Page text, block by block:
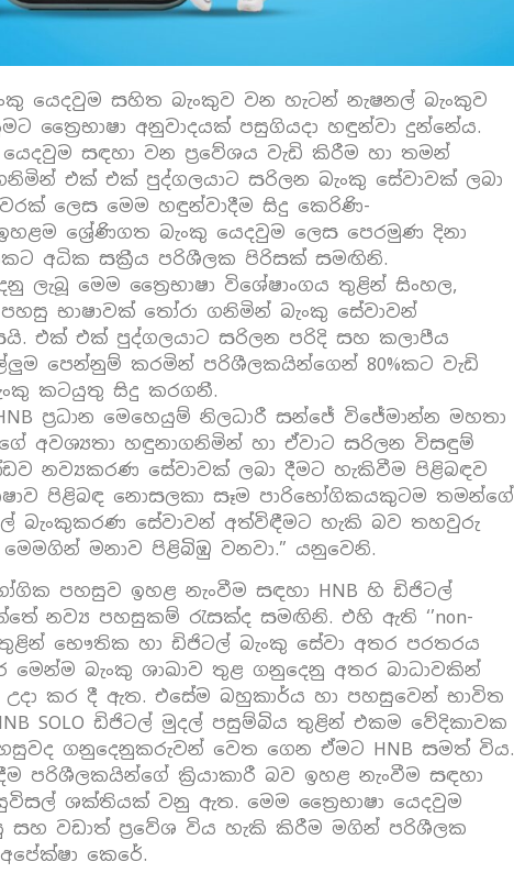
යෙදවුම සහිත බැංකුව වන හැටන් නැෂනල් බැංකුව
ත්‍රෛභාෂා අනුවාදයක් පසුගියදා හඳුන්වා දුන්නේය.
සඳහා වන ප්‍රවේශය වැඩි කිරීම හා තමන්
එක් එක් පුද්ගලයාට සරිලන බැංකු සේවාවක් ලබා
ලෙස මෙම හඳුන්වාදීම සිදු කෙරිණි-
ඉහළම ශ්‍රේණිගත බැංකු යෙදවුම ලෙස පෙරමුණ දිනා
අධික සක්‍රීය පරිශීලක පිරිසක් සමඟිනි.
ලැබූ මෙම ත්‍රෛභාෂා විශේෂාංගය තුළින් සිංහල,
භාෂාවක් තෝරා ගනිමින් බැංකු සේවාවන්
එක් එක් පුද්ගලයාට සරිලන පරිදි සහ කලාපීය
පෙන්නුම් කරමින් පරිශීලකයින්ගෙන් 80%කට වැඩි
කටයුතු සිදු කරගනී.
ප්‍රධාන මෙහෙයුම් නිලධාරී සන්ජේ විජේමාන්න මහතා
අවශ්‍යතා හඳුනාගනිමින් හා ඒවාට සරිලන විසඳුම්
නව්‍යකරණ සේවාවක් ලබා දීමට හැකිවීම පිළිබඳව
පිළිබඳ නොසලකා සෑම පාරිභෝගිකයකුටම තමන්ගේ
බැංකුකරණ සේවාවන් අත්විඳීමට හැකි බව තහවුරු
මනාව පිළිබිඹු වනවා.” යනුවෙනි.
පහසුව ඉහළ නැංවීම සඳහා HNB හි ඩිජිටල්
නව්‍ය පහසුකම් රැසක්ද සමඟිනි. එහි ඇති ‘’non-
තුළින් භෞතික හා ඩිජිටල් බැංකු සේවා අතර පරතරය
මෙන්ම බැංකු ශාඛාව තුළ ගනුදෙනු අතර බාධාවකින්
කර දී ඇත. එසේම බහුකාර්ය හා පහසුවෙන් භාවිත
SOLO ඩිජිටල් මුදල් පසුම්බිය තුළින් එකම වේදිකාවක
ගනුදෙනුකරුවන් වෙත ගෙන ඒමට HNB සමත් විය.
පරිශීලකයින්ගේ ක්‍රියාකාරී බව ඉහළ නැංවීම සඳහා
ශක්තියක් වනු ඇත. මෙම ත්‍රෛභාෂා යෙදවුම
වඩාත් ප්‍රවේශ විය හැකි කිරීම මගින් පරිශීලක
කෙරේ.